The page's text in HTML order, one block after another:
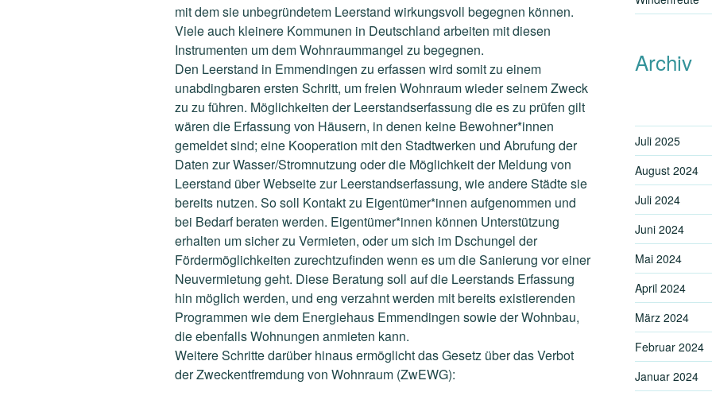
mit dem sie unbegründetem Leerstand wirkungsvoll begegnen können.
Viele auch kleinere Kommunen in Deutschland arbeiten mit diesen
Instrumenten um dem Wohnraummangel zu begegnen.
Den Leerstand in Emmendingen zu erfassen wird somit zu einem
unabdingbaren ersten Schritt, um freien Wohnraum wieder seinem Zweck
zu zu führen. Möglichkeiten der Leerstandserfassung die es zu prüfen gilt
wären die Erfassung von Häusern, in denen keine Bewohner*innen
gemeldet sind; eine Kooperation mit den Stadtwerken und Abrufung der
Daten zur Wasser/Stromnutzung oder die Möglichkeit der Meldung von
Leerstand über Webseite zur Leerstandserfassung, wie andere Städte sie
bereits nutzen. So soll Kontakt zu Eigentümer*innen aufgenommen und
bei Bedarf beraten werden. Eigentümer*innen können Unterstützung
erhalten um sicher zu Vermieten, oder um sich im Dschungel der
Fördermöglichkeiten zurechtzufinden wenn es um die Sanierung vor einer
Neuvermietung geht. Diese Beratung soll auf die Leerstands Erfassung
hin möglich werden, und eng verzahnt werden mit bereits existierenden
Programmen wie dem Energiehaus Emmendingen sowie der Wohnbau,
die ebenfalls Wohnungen anmieten kann.
Weitere Schritte darüber hinaus ermöglicht das Gesetz über das Verbot
der Zweckentfremdung von Wohnraum (ZwEWG):
Archiv
Juli 2025
August 2024
Juli 2024
Juni 2024
Mai 2024
April 2024
März 2024
Februar 2024
Januar 2024